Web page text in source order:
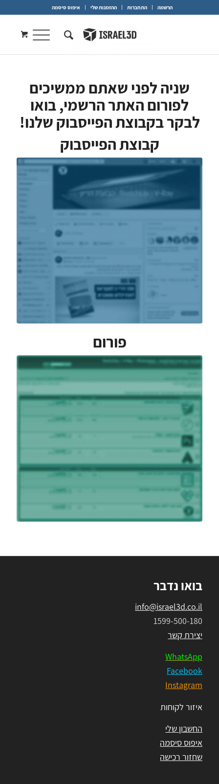
הרשמה התחברות ההזמנות שלי איפוס סיסמה
שניה לפני שאתם ממשיכים
לפורום האתר הרשמי, בואו
לבקר בקבוצת הפייסבוק שלנו!
קבוצת הפייסבוק
קבוצת הפייסבוק
פורום
בואו נדבר
info@israel3d.co.il
1599-500-180
יצירת קשר
WhatsApp
Facebook
Instagram
איזור לקוחות
החשבון שלי
איפוס סיסמה
שחזור רכישה